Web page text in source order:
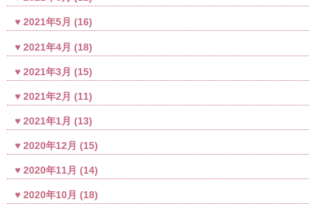
2021年5月 (16)
2021年4月 (18)
2021年3月 (15)
2021年2月 (11)
2021年1月 (13)
2020年12月 (15)
2020年11月 (14)
2020年10月 (18)